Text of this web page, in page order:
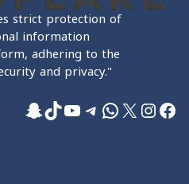
strict protection of
information
adhering to the
and privacy."
فيسبوك
إنستجرام
إكسواتساب
تيليجرام
يوتيوب
تيك توك
سناب شات